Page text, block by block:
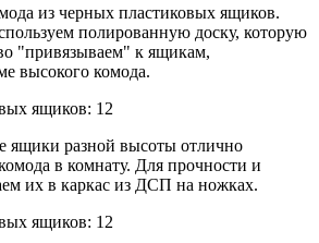
из черных пластиковых ящиков.
полированную доску, которую
"привязываем" к ящикам,
высокого комода.
ящики разной высоты отлично
в комнату. Для прочности и
их в каркас из ДСП на ножках.